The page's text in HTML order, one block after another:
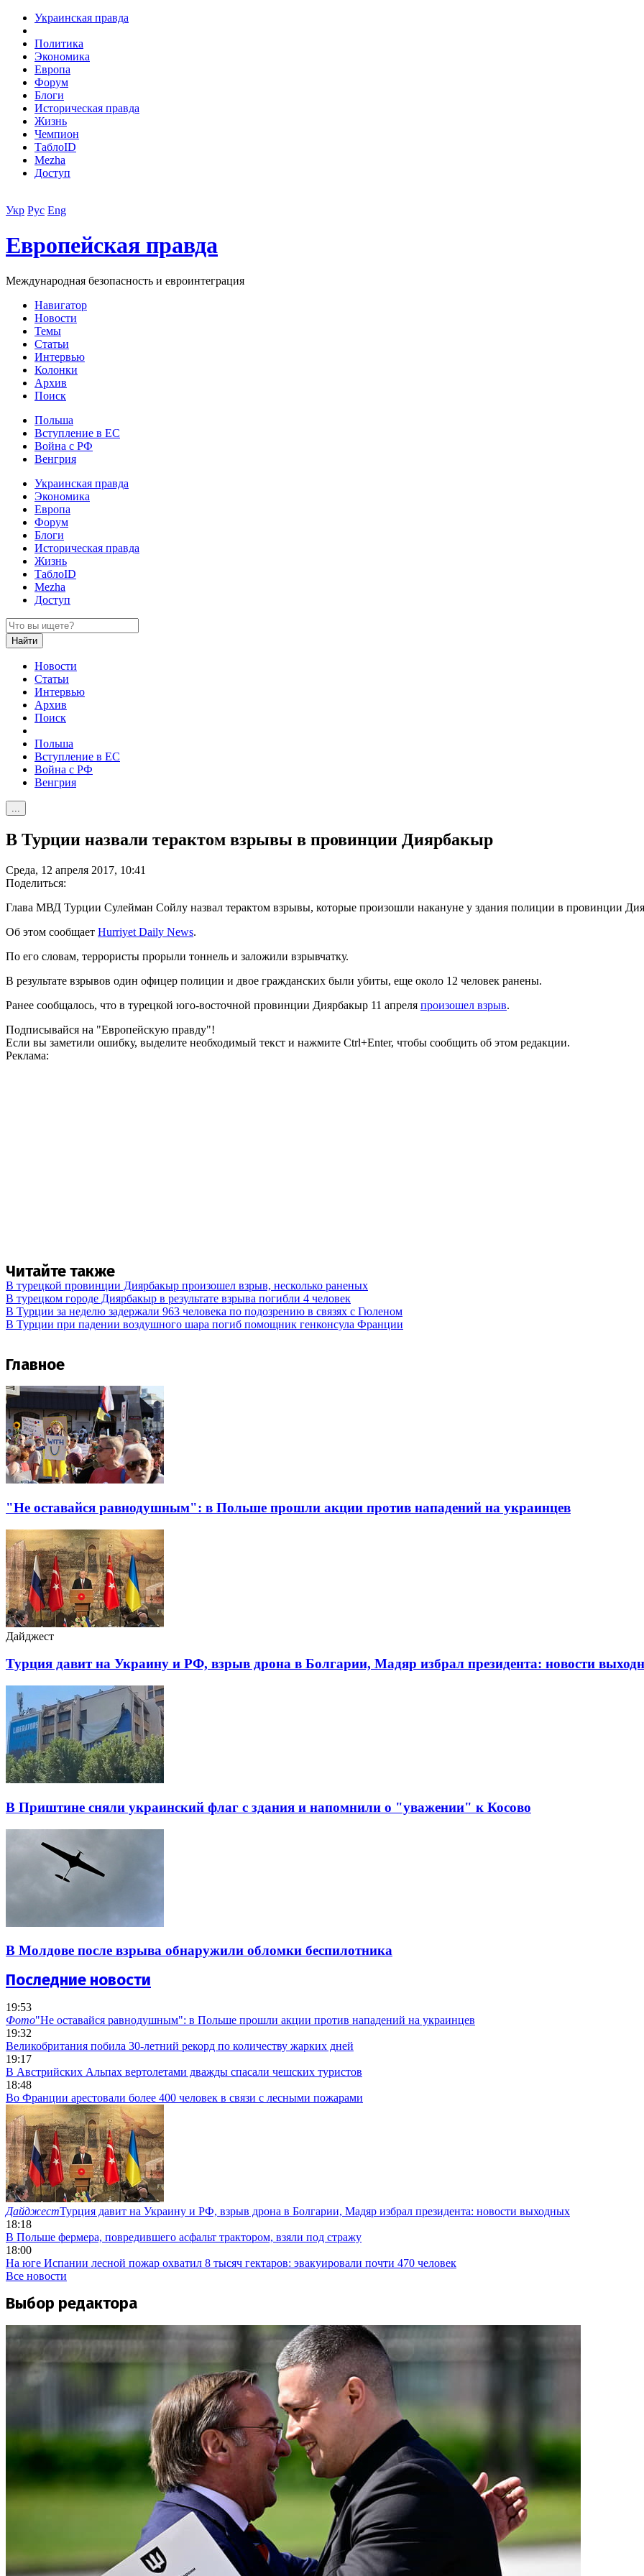
Украинская правда
Политика
Экономика
Европа
Форум
Блоги
Историческая правда
Жизнь
Чемпион
ТаблоID
Mezha
Доступ
Укр Рус Eng
Европейская правда
Международная безопасность и евроинтеграция
Навигатор
Новости
Темы
Статьи
Интервью
Колонки
Архив
Поиск
Польша
Вступление в ЕС
Война с РФ
Венгрия
Украинская правда
Экономика
Европа
Форум
Блоги
Историческая правда
Жизнь
ТаблоID
Mezha
Доступ
Новости
Статьи
Интервью
Архив
Поиск
Польша
Вступление в ЕС
Война с РФ
Венгрия
В Турции назвали терактом взрывы в провинции Диярбакыр
Среда, 12 апреля 2017, 10:41
Поделиться:
Глава МВД Турции Сулейман Сойлу назвал терактом взрывы, которые произошли накануне у здания полиции в провинции
Об этом сообщает Hurriyet Daily News.
По его словам, террористы прорыли тоннель и заложили взрывчатку.
В результате взрывов один офицер полиции и двое гражданских были убиты, еще около 12 человек ранены.
Ранее сообщалось, что в турецкой юго-восточной провинции Диярбакыр 11 апреля произошел взрыв.
Подписывайся на "Европейскую правду"!
Если вы заметили ошибку, выделите необходимый текст и нажмите Ctrl+Enter, чтобы сообщить об этом редакции.
Реклама:
Читайте также
В турецкой провинции Диярбакыр произошел взрыв, несколько раненых
В турецком городе Диярбакыр в результате взрыва погибли 4 человек
В Турции за неделю задержали 963 человека по подозрению в связях с Гюленом
В Турции при падении воздушного шара погиб помощник генконсула Франции
Главное
"Не оставайся равнодушным": в Польше прошли акции против нападений на украинцев
Дайджест
Турция давит на Украину и РФ, взрыв дрона в Болгарии, Мадяр избрал президента: новости
В Приштине сняли украинский флаг с здания и напомнили о "уважении" к Косово
В Молдове после взрыва обнаружили обломки беспилотника
Последние новости
19:53
Фото"Не оставайся равнодушным": в Польше прошли акции против нападений на украинцев
19:32
Великобритания побила 30-летний рекорд по количеству жарких дней
19:17
В Австрийских Альпах вертолетами дважды спасали чешских туристов
18:48
Во Франции арестовали более 400 человек в связи с лесными пожарами
ДайджестТурция давит на Украину и РФ, взрыв дрона в Болгарии, Мадяр избрал президента: новости выходных
18:18
В Польше фермера, повредившего асфальт трактором, взяли под стражу
18:00
На юге Испании лесной пожар охватил 8 тысяч гектаров: эвакуировали почти 470 человек
Все новости
Выбор редактора